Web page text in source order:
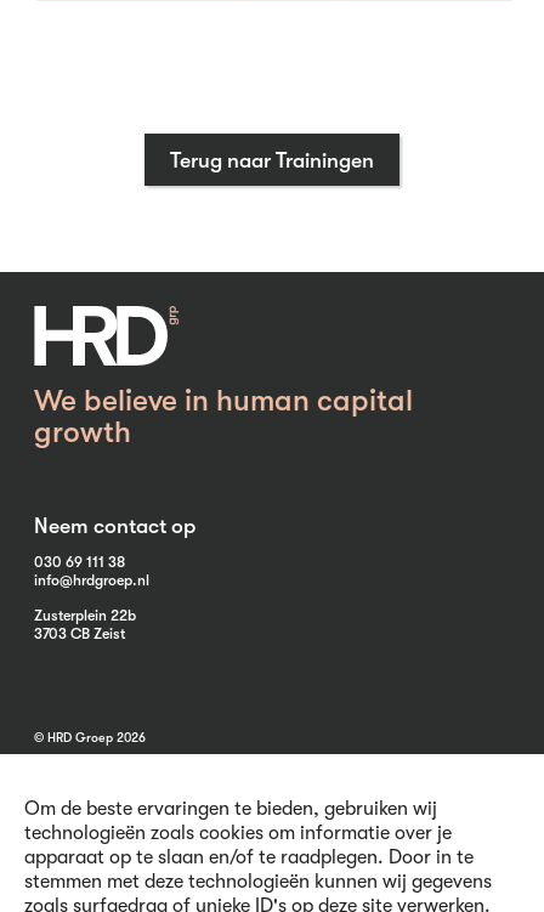
Om de beste ervaringen te bieden, gebruiken wij
technologieën zoals cookies om informatie over je
apparaat op te slaan en/of te raadplegen. Door in te
stemmen met deze technologieën kunnen wij gegevens
zoals surfgedrag of unieke ID's op deze site verwerken.
Terug naar Trainingen
We believe in human capital
growth
Neem contact op
030 69 111 38
info@hrdgroep.nl
Zusterplein 22b
3703 CB Zeist
© HRD Groep 2026
Algemene informatie